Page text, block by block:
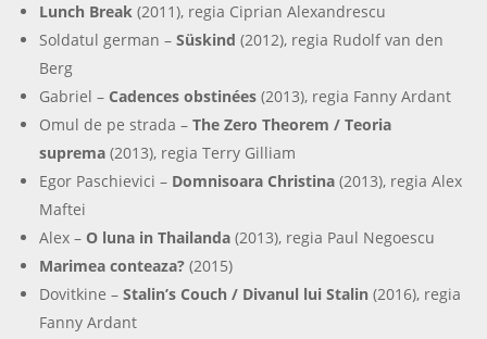
Lunch Break (2011), regia Ciprian Alexandrescu
Soldatul german –Süskind (2012), regia Rudolf van den
Berg
Gabriel – Cadences obstinées (2013), regia Fanny Ardant
Omul de pe strada –The Zero Theorem / Teoria
suprema (2013), regia Terry Gilliam
Egor Paschievici – Domnisoara Christina (2013), regia Alex
Maftei
Alex – O luna in Thailanda (2013), regia Paul Negoescu
Marimea conteaza? (2015)
Dovitkine –Stalin’s Couch / Divanul lui Stalin (2016), regia
Fanny Ardant